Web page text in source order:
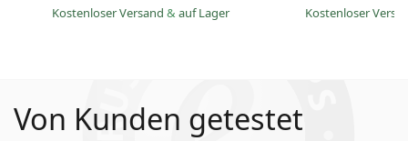
Kostenloser Versand & auf Lager Kostenloser
Von Kunden getestet